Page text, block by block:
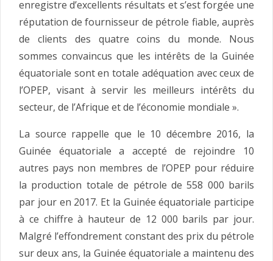
enregistre d’excellents résultats et s’est forgée une
réputation de fournisseur de pétrole fiable, auprès
de clients des quatre coins du monde. Nous
sommes convaincus que les intérêts de la Guinée
équatoriale sont en totale adéquation avec ceux de
l’OPEP, visant à servir les meilleurs intérêts du
secteur, de l’Afrique et de l’économie mondiale ».
La source rappelle que le 10 décembre 2016, la
Guinée équatoriale a accepté de rejoindre 10
autres pays non membres de l’OPEP pour réduire
la production totale de pétrole de 558 000 barils
par jour en 2017. Et la Guinée équatoriale participe
à ce chiffre à hauteur de 12 000 barils par jour.
Malgré l’effondrement constant des prix du pétrole
sur deux ans, la Guinée équatoriale a maintenu des